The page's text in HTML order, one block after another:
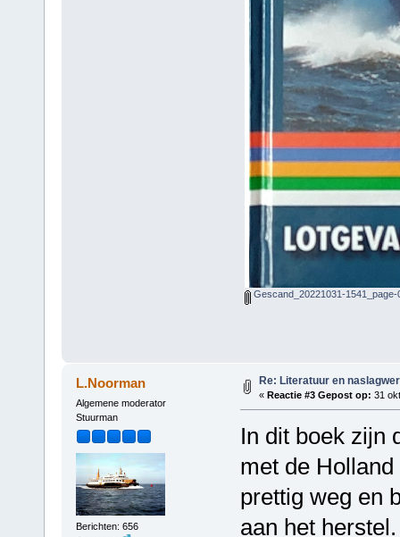
Gescand_20221031-1541_page-
L.Noorman
Algemene moderator
Stuurman
Berichten: 656
Re: Literatuur en
« Reactie #3 Gepost op: 31
In dit boek zijn
met de
prettig weg en
aan het herstel.